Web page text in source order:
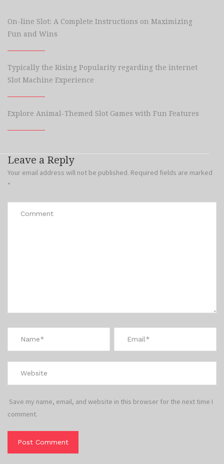
On-line Slot: A Complete Instructions on Maximizing
Fun and Wins
Typically the Rising Popularity regarding the internet
Slot Machine Experience
Explore Animal-Themed Slot Games with Fun Features
Leave a Reply
Your email address will not be published. Required fields are marked
*
Save my name, email, and website in this browser for the next time I
comment.